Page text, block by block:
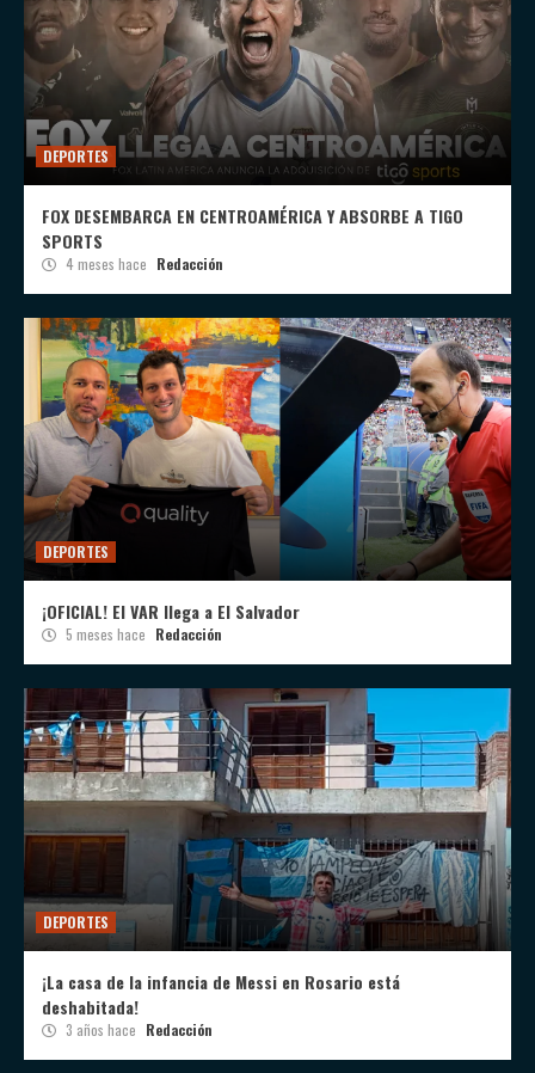
DEPORTES
FOX DESEMBARCA EN CENTROAMÉRICA Y ABSORBE A TIGO
SPORTS
4 meses hace Redacción
DEPORTES
¡OFICIAL! El VAR llega a El Salvador
5 meses hace Redacción
DEPORTES
¡La casa de la infancia de Messi en Rosario está
deshabitada!
3 años hace Redacción